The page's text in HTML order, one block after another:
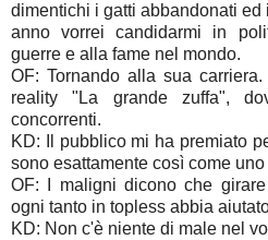
dimentichi i gatti abbandonati
anno vorrei candidarmi in
guerre e alla fame nel mondo.
OF: Tornando alla sua
reality "La grande zuffa",
concorrenti.
KD: Il pubblico mi ha premiato
sono esattamente così come uno
OF: I maligni dicono che
ogni tanto in topless abbia
KD: Non c'è niente di male nel